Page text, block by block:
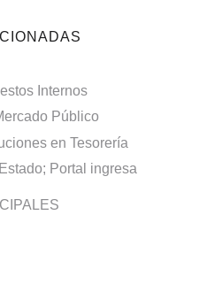
Internos
Público
en Tesorería
Portal ingresa